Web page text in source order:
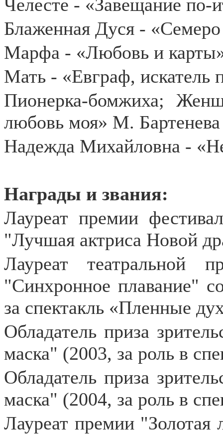
Челесте - «Завещание по-
Блаженная Дуся -
Марфа - «Любовь и
Мать - «Евграф, искатель
Пионерка-бомжиха;
любовь моя» М. Бартенева
Надежда Михайловна -
Награды и звания:
Лауреат премии
"Лучшая актриса Новой
Лауреат театральной
"Синхронное плавание"
за спектакль «Пленные
Обладатель приза
маска" (2003, за роль в
Обладатель приза
маска" (2004, за роль в
Лауреат премии